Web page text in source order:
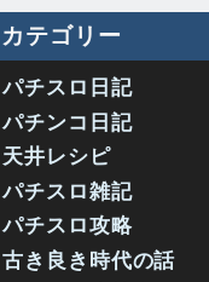
カテゴリー
パチスロ日記
パチンコ日記
天井レシピ
パチスロ雑記
パチスロ攻略
古き良き時代の話